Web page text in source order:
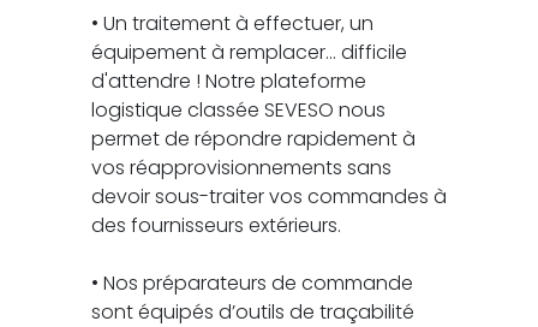
• Un traitement à effectuer, un
équipement à remplacer... difficile
d'attendre ! Notre plateforme
logistique classée SEVESO nous
permet de répondre rapidement à
vos réapprovisionnements sans
devoir sous-traiter vos commandes à
des fournisseurs extérieurs.
• Nos préparateurs de commande
sont équipés d’outils de traçabilité